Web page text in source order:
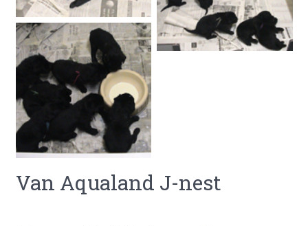
Van Aqualand J-nest